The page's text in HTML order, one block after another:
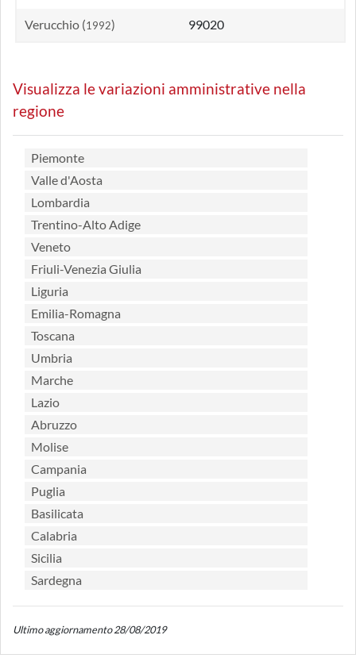
Verucchio (1992) 99020
Visualizza le variazioni amministrative nella
regione
Piemonte
Valle d'Aosta
Lombardia
Trentino-Alto Adige
Veneto
Friuli-Venezia Giulia
Liguria
Emilia-Romagna
Toscana
Umbria
Marche
Lazio
Abruzzo
Molise
Campania
Puglia
Basilicata
Calabria
Sicilia
Sardegna
Ultimo aggiornamento 28/08/2019